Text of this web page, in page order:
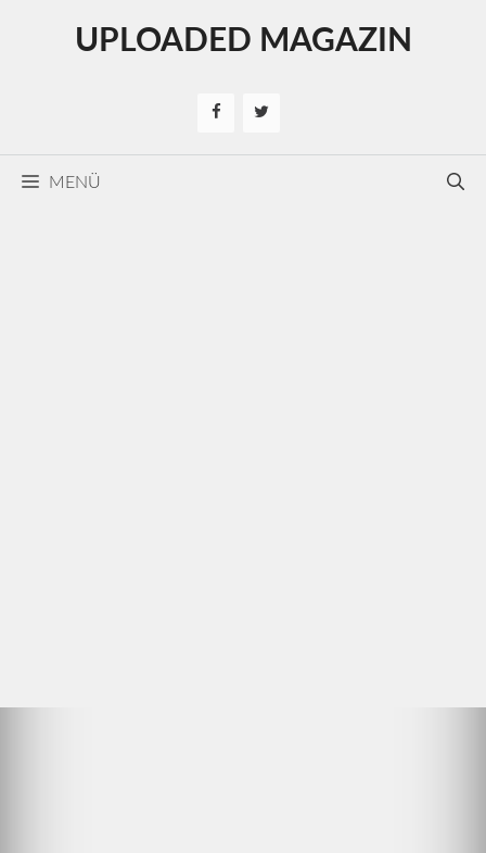
UPLOADED MAGAZIN
MENÜ